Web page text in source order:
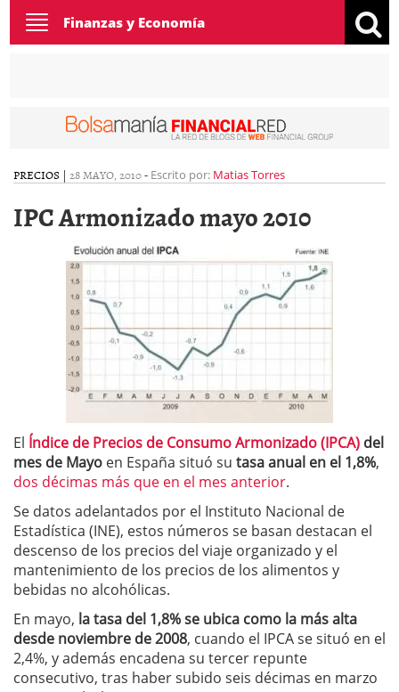
Toggle
navigation
Finanzas y Economía
PRECIOS | 28 MAYO, 2010- Escrito por: Matias Torres
IPC Armonizado mayo 2010
El Índice de Precios de Consumo Armonizado (IPCA) del
mes de Mayo en España situó su tasa anual en el 1,8%,
dos décimas más que en el mes anterior.
Se datos adelantados por el Instituto Nacional de
Estadística (INE), estos números se basan destacan el
descenso de los precios del viaje organizado y el
mantenimiento de los precios de los alimentos y
bebidas no alcohólicas.
En mayo, la tasa del 1,8% se ubica como la más alta
desde noviembre de 2008, cuando el IPCA se situó en el
2,4%, y además encadena su tercer repunte
consecutivo, tras haber subido seis décimas en marzo